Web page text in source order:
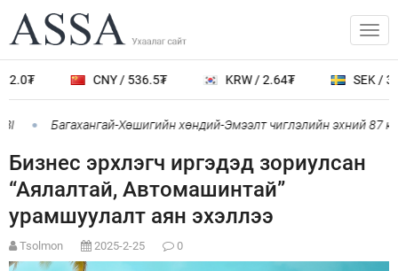
CNY / 536.5₮ KRW / 2.64₮ SEK /
Багахангай-Хөшигийн хөндий-Эмээлт чиглэлийн эхний 87
Бизнес эрхлэгч иргэдэд зориулсан
“Аялалтай, Автомашинтай”
урамшуулалт аян эхэллээ
Tsolmon 2025-2-25 0